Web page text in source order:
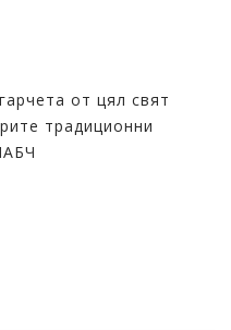
от цял свят
традиционни